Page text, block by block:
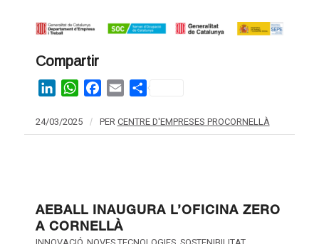
Compartir
LinkedInWhatsAppFacebook
EmailShare
24/03/2025 / PER CENTRE D'EMPRESES PROCORNELLÀ
AEBALL INAUGURA L’OFICINA ZERO
A CORNELLÀ